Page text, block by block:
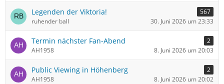
Legenden der Viktoria!
567
ruhender ball
30. Juni 2026 um 23:33
Termin nächster Fan-Abend
2
AH1958
8. Juni 2026 um 20:03
Public Viewing in Höhenberg
2
AH1958
8. Juni 2026 um 20:02